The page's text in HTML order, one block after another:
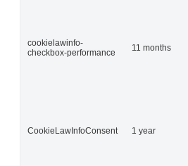
cookielawinfo-
checkbox-performance
11 months
CookieLawInfoConsent 1 year